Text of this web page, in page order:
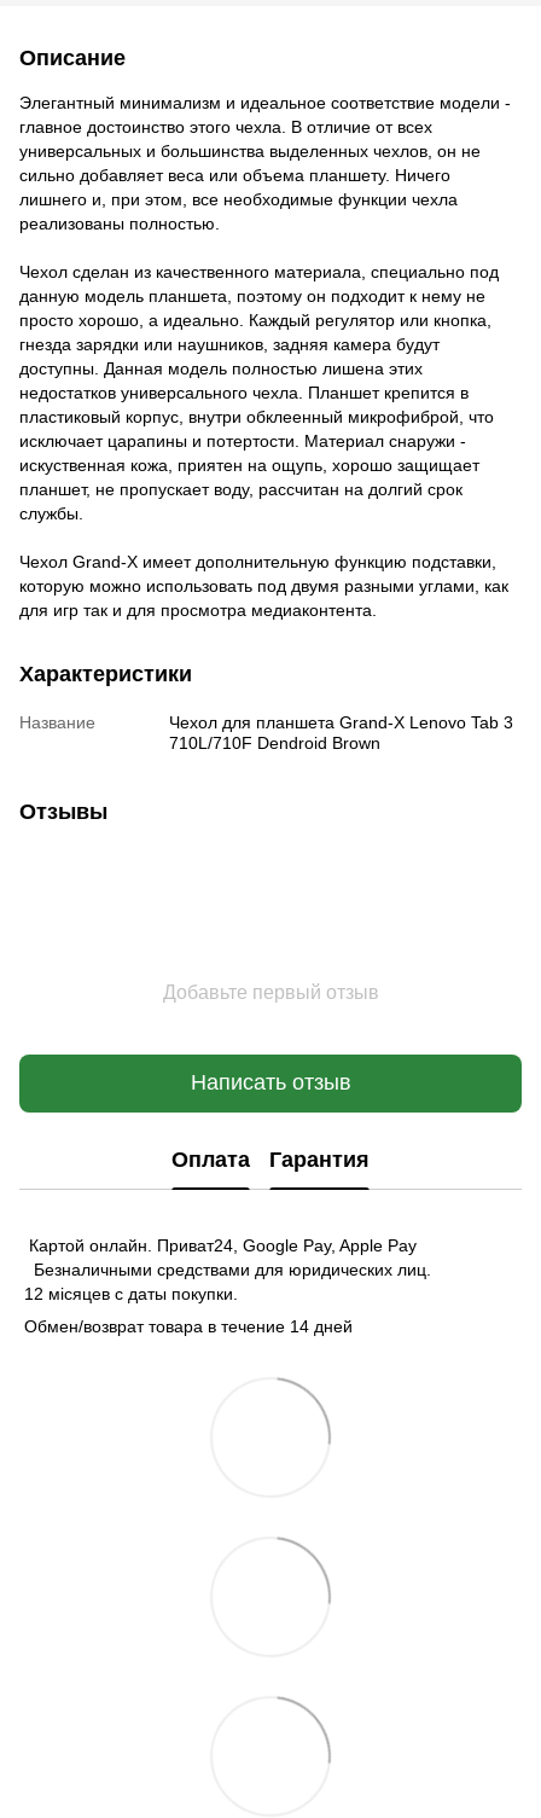
Описание
Элегантный минимализм и идеальное соответствие модели -
главное достоинство этого чехла. В отличие от всех
универсальных и большинства выделенных чехлов, он не
сильно добавляет веса или объема планшету. Ничего
лишнего и, при этом, все необходимые функции чехла
реализованы полностью.
Чехол сделан из качественного материала, специально под
данную модель планшета, поэтому он подходит к нему не
просто хорошо, а идеально. Каждый регулятор или кнопка,
гнезда зарядки или наушников, задняя камера будут
доступны. Данная модель полностью лишена этих
недостатков универсального чехла. Планшет крепится в
пластиковый корпус, внутри обклеенный микрофиброй, что
исключает царапины и потертости. Материал снаружи -
искуственная кожа, приятен на ощупь, хорошо защищает
планшет, не пропускает воду, рассчитан на долгий срок
службы.
Чехол Grand-X имеет дополнительную функцию подставки,
которую можно использовать под двумя разными углами, как
для игр так и для просмотра медиаконтента.
Характеристики
Название
Чехол для планшета Grand-X Lenovo Tab 3
710L/710F Dendroid Brown
Отзывы
Добавьте первый отзыв
Написать отзыв
Оплата Гарантия
Картой онлайн. Приват24, Google Pay, Apple Pay
Безналичными средствами для юридических лиц.
12 місяцев с даты покупки.
Обмен/возврат товара в течение 14 дней